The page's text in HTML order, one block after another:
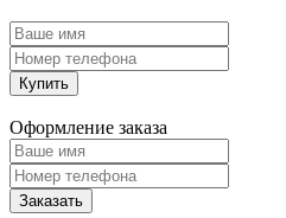
Купить
Оформление заказа
Заказать